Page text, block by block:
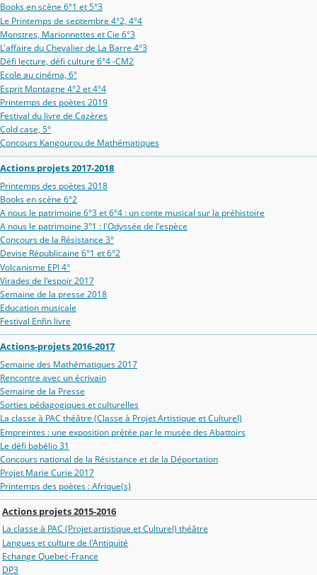
Books en scène 6°1 et 5°3
Le Printemps de septembre 4°2, 4°4
Monstres, Marionnettes et Cie 6°3
L'affaire du Chevalier de La Barre 4°3
Défi lecture, défi culture 6°4 -CM2
Ecole au cinéma, 6°
Esprit Montagne 4°2 et 4°4
Printemps des poètes 2019
Festival du livre de Cazères
Cold case, 5°
Concours Kangourou de Mathématiques
Actions projets 2017-2018
Printemps des poètes 2018
Books en scène 6°2
A nous le patrimoine 6°3 et 6°4 : un conte musical sur la préhistoire
A nous le patrimoine 3°1 : l'Odyssée de l'espèce
Concours de la Résistance 3°
Devise Républicaine 6°1 et 6°2
Volcanisme EPI 4°
Virades de l'espoir 2017
Semaine de la presse 2018
Education musicale
Festival Enfin livre
Actions-projets 2016-2017
Semaine des Mathématiques 2017
Rencontre avec un écrivain
Semaine de la Presse
Sorties pédagogiques et culturelles
La classe à PAC théâtre (Classe à Projet Artistique et Culturel)
Empreintes : une exposition prétée par le musée des Abattoirs
Le défi babélio 31
Concours national de la Résistance et de la Déportation
Projet Marie Curie 2017
Printemps des poètes : Afrique(s)
Actions projets 2015-2016
La classe à PAC (Projet artistique et Culturel) théâtre
Langues et culture de l'Antiquité
Echange Quebec-France
DP3